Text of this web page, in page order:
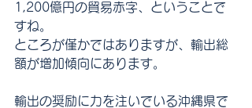
1,200億円の貿易赤字、ということで
すね。
ところが僅かではありますが、輸出総
額が増加傾向にあります。
輸出の奨励に力を注いでいる沖縄県で